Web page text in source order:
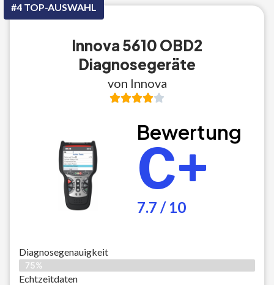
#4 TOP-AUSWAHL
Innova 5610 OBD2
Diagnosegeräte
von Innova
Bewertung
C+
7.7 / 10
Diagnosegenauigkeit
75%
Echtzeitdaten